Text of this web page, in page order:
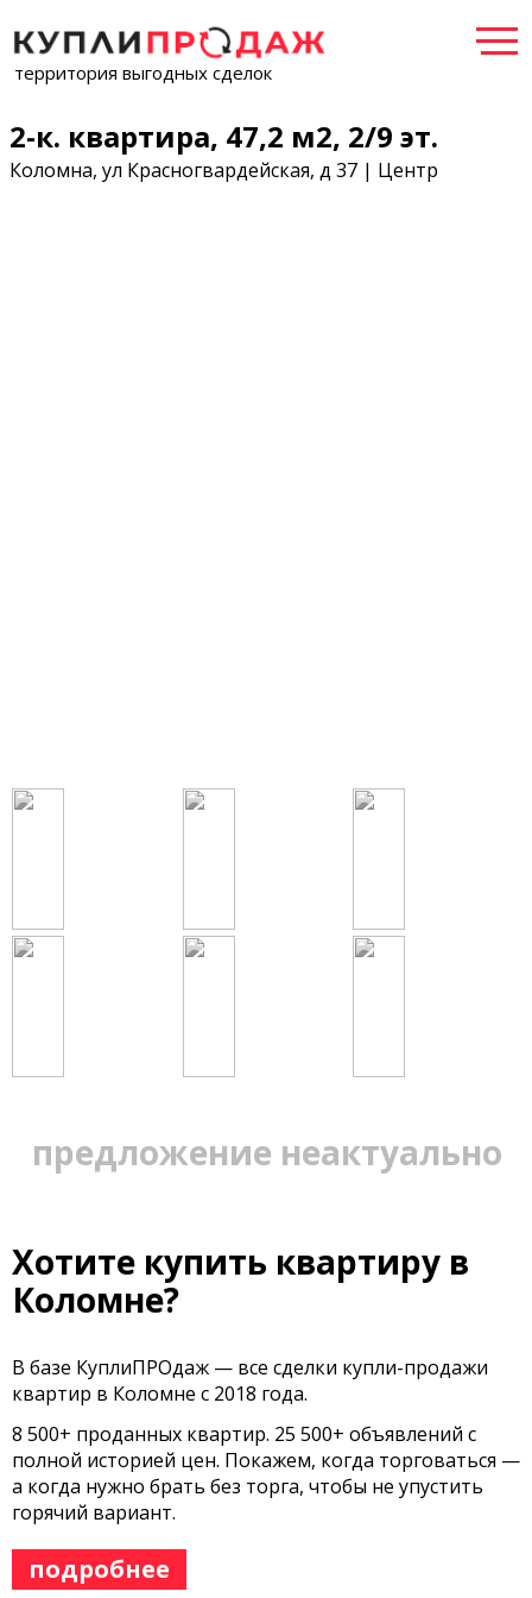
территория выгодных сделок
2-к. квартира, 47,2 м2, 2/9 эт.
Коломна, ул Красногвардейская, д 37 | Центр
предложение неактуально
Хотите купить квартиру в
Коломне?
В базе КуплиПРОдаж — все сделки купли-продажи
квартир в Коломне с 2018 года.
8 500+ проданных квартир. 25 500+ объявлений с
полной историей цен. Покажем, когда торговаться —
а когда нужно брать без торга, чтобы не упустить
горячий вариант.
подробнее